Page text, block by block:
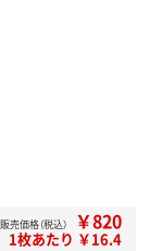
販売価格（税込） ￥820
1枚あたり ￥16.4